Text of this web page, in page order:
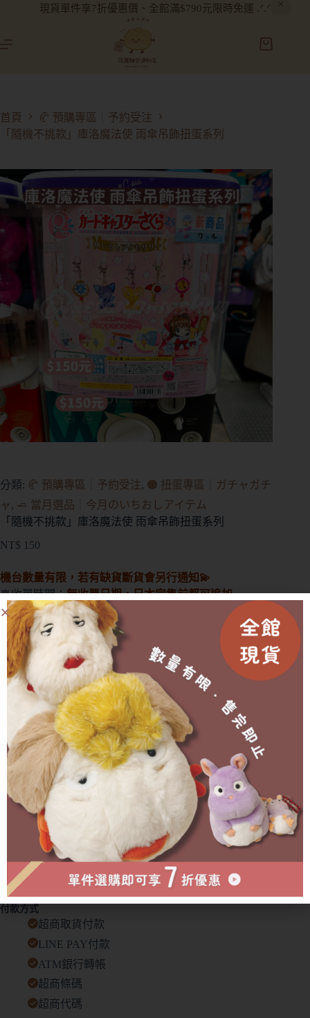
現貨單件享7折優惠價、全館滿$790元限時免運 .ᐟ.ᐟ
首頁
🥐 預購專區┊予約受注
「隨機不挑款」庫洛魔法使 雨傘吊飾扭蛋系列
分類: 🥐 預購專區┊予約受注, 🟠 扭蛋專區┊ガチャガチ
ャ , 🧈 當月選品┊今月のいちおしアイテム
「隨機不挑款」庫洛魔法使 雨傘吊飾扭蛋系列
NT$ 150
機台數量有限，若有缺貨斷貨會另行通知💫
🎐收單時間：無收單日期，日本完售前都可追加
🥐 預購商品2-3週(不含假日)，能等待的菠友們再進行訂
購(提前或延後都會另行通知)
🥐 外盒在運送中多少會有碰撞/碎裂等狀況發生，不會影
響商品本身🙇‍♀️
有需要協助的地方歡迎私訊官方賴詢問🫶🏻
成為會員即可享有折扣！
已售完
付款方式
超商取貨付款
LINE PAY付款
ATM銀行轉帳
超商條碼
超商代碼